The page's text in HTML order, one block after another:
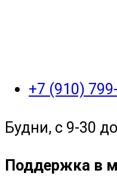
+7 (910)
Будни, с 9-30
Поддержка в